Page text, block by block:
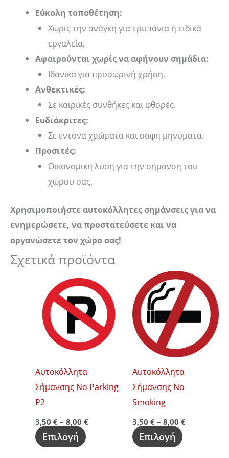
Εύκολη τοποθέτηση:
Χωρίς την ανάγκη για τρυπάνια ή ειδικά
εργαλεία.
Αφαιρούνται χωρίς να αφήνουν σημάδια:
Ιδανικά για προσωρινή χρήση.
Ανθεκτικές:
Σε καιρικές συνθήκες και φθορές.
Ευδιάκριτες:
Σε έντονα χρώματα και σαφή μηνύματα.
Προσιτές:
Οικονομική λύση για την σήμανση του
χώρου σας.
Χρησιμοποιήστε αυτοκόλλητες σημάνσεις για να
ενημερώσετε, να προστατεύσετε και να
οργανώσετε τον χώρο σας!
Σχετικά προϊόντα
Αυτοκόλλητα
Σήμανσης No Parking
P2
3,50€ – 8,00€
range:
3,50 €
through
8,00 €
Επιλογή
Αυτό
το
προϊόν
έχει
πολλαπλές
Οι
επιλογές
επιλεγούν
Αυτοκόλλητα
Σήμανσης No
Smoking
3,50 € – 8,00 €
Price
range:
3,50 €
through
8,00 €
Επιλογή
Αυτό
το
προϊόν
έχει
πολλαπλές
Οι
επιλογές
επιλεγούν